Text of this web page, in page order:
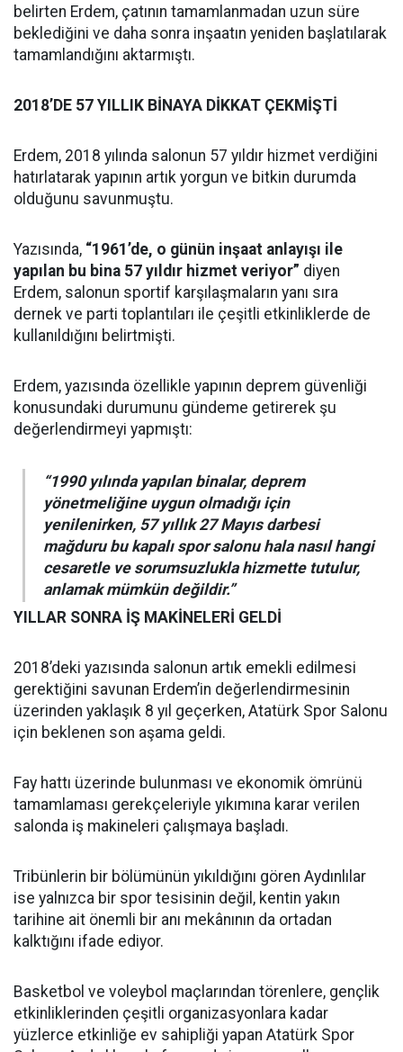
belirten Erdem, çatının tamamlanmadan uzun süre
beklediğini ve daha sonra inşaatın yeniden başlatılarak
tamamlandığını aktarmıştı.
2018’DE 57 YILLIK BİNAYA DİKKAT ÇEKMİŞTİ
Erdem, 2018 yılında salonun 57 yıldır hizmet verdiğini
hatırlatarak yapının artık yorgun ve bitkin durumda
olduğunu savunmuştu.
Yazısında, “1961’de, o günün inşaat anlayışı ile
yapılan bu bina 57 yıldır hizmet veriyor” diyen
Erdem, salonun sportif karşılaşmaların yanı sıra
dernek ve parti toplantıları ile çeşitli etkinliklerde de
kullanıldığını belirtmişti.
Erdem, yazısında özellikle yapının deprem güvenliği
konusundaki durumunu gündeme getirerek şu
değerlendirmeyi yapmıştı:
“1990 yılında yapılan binalar, deprem
yönetmeliğine uygun olmadığı için
yenilenirken, 57 yıllık 27 Mayıs darbesi
mağduru bu kapalı spor salonu hala nasıl hangi
cesaretle ve sorumsuzlukla hizmette tutulur,
anlamak mümkün değildir.”
YILLAR SONRA İŞ MAKİNELERİ GELDİ
2018’deki yazısında salonun artık emekli edilmesi
gerektiğini savunan Erdem’in değerlendirmesinin
üzerinden yaklaşık 8 yıl geçerken, Atatürk Spor Salonu
için beklenen son aşama geldi.
Fay hattı üzerinde bulunması ve ekonomik ömrünü
tamamlaması gerekçeleriyle yıkımına karar verilen
salonda iş makineleri çalışmaya başladı.
Tribünlerin bir bölümünün yıkıldığını gören Aydınlılar
ise yalnızca bir spor tesisinin değil, kentin yakın
tarihine ait önemli bir anı mekânının da ortadan
kalktığını ifade ediyor.
Basketbol ve voleybol maçlarından törenlere, gençlik
etkinliklerinden çeşitli organizasyonlara kadar
yüzlerce etkinliğe ev sahipliği yapan Atatürk Spor